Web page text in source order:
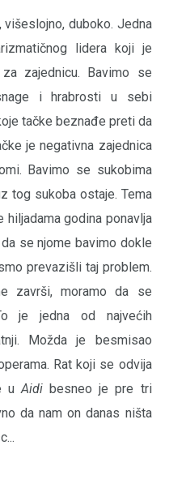
duboko. Jedna
lidera koji je
zajednicu. Bavimo se
i hrabrosti u sebi
tačke beznađe preti da
je negativna zajednica
Bavimo se sukobima
tog sukoba ostaje. Tema
hiljadama godina ponavlja
se njome bavimo dokle
prevazišli taj problem.
završi, moramo da se
je jedna od najvećih
Možda je besmisao
Rat koji se odvija
uAidi besneo je pre tri
da nam on danas ništa